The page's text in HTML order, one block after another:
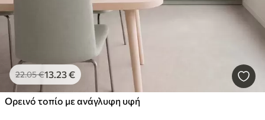
22.05€13 .23€
Ορεινό τοπίο με ανάγλυφη υφή